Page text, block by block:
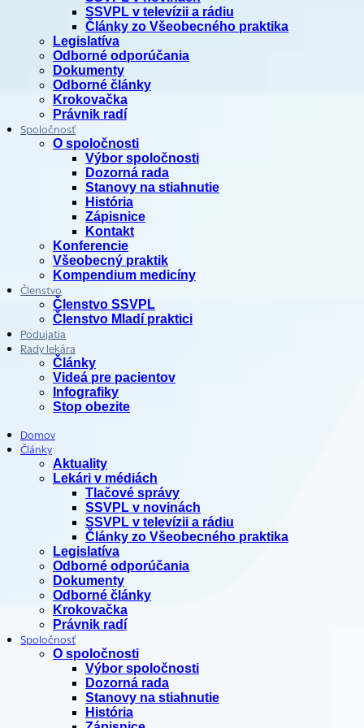
SSVPL v televízii a rádiu
Články zo Všeobecného praktika
Legislatíva
Odborné odporúčania
Dokumenty
Odborné články
Krokovačka
Právnik radí
Spoločnosť
O spoločnosti
Výbor spoločnosti
Dozorná rada
Stanovy na stiahnutie
História
Zápisnice
Kontakt
Konferencie
Všeobecný praktik
Kompendium medicíny
Členstvo
Členstvo SSVPL
Členstvo Mladí praktici
Podujatia
Rady lekára
Články
Videá pre pacientov
Infografiky
Stop obezite
Domov
Články
Aktuality
Lekári v médiách
Tlačové správy
SSVPL v novinách
SSVPL v televízii a rádiu
Články zo Všeobecného praktika
Legislatíva
Odborné odporúčania
Dokumenty
Odborné články
Krokovačka
Právnik radí
Spoločnosť
O spoločnosti
Výbor spoločnosti
Dozorná rada
Stanovy na stiahnutie
História